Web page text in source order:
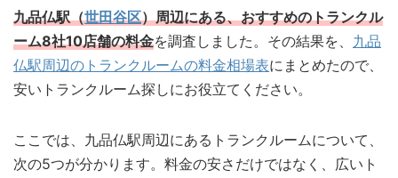
九品仏駅（世田谷区）周辺にある、おすすめのトランクル
ーム8社10店舗の料金を調査しました。その結果を、 九品
仏駅周辺のトランクルームの料金相場表にまとめたので、
安いトランクルーム探しにお役立てください。
ここでは、九品仏駅周辺にあるトランクルームについて、
次の5つが分かります。料金の安さだけではなく、広いト